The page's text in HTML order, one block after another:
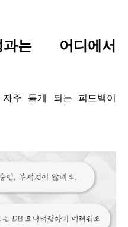
과는 어디에서
주 듣게 되는 피드백이